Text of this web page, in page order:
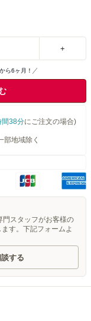
+
ら6ヶ月！
間38分にご注文の場合)
地域除く
門スタッフがお客様の
す。下記フォームよ
する